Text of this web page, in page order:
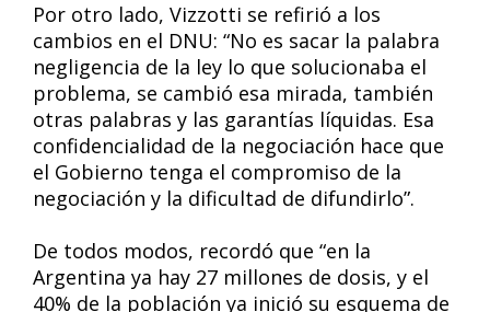
Por otro lado, Vizzotti se refirió a los
cambios en el DNU: “No es sacar la palabra
negligencia de la ley lo que solucionaba el
problema, se cambió esa mirada, también
otras palabras y las garantías líquidas. Esa
confidencialidad de la negociación hace que
el Gobierno tenga el compromiso de la
negociación y la dificultad de difundirlo”.
De todos modos, recordó que “en la
Argentina ya hay 27 millones de dosis, y el
40% de la población ya inició su esquema de